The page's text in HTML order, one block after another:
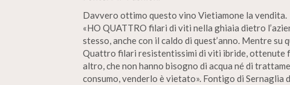
Davvero ottimo questo vino Vietiamone la vendita.
«HO QUATTRO filari di viti nella ghiaia dietro
stesso, anche con il caldo di quest’anno. Mentre
Quattro filari resistentissimi di viti ibride, ottenute
altro, che non hanno bisogno di acqua né di
consumo, venderlo è vietato». Fontigo di